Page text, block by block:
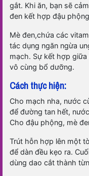
gắt. Khi ăn, bạn sẽ
đen kết hợp đậu
Mè đen,chứa các
tác dụng ngăn ngừa
mạch. Sự kết hợp
vô cùng bổ dưỡng.
Cách thực hiện:
Cho mạch nha, nước
để đường tan hết,
Cho đậu phộng, mè
Trút hỗn hợp lên một
để dàn đều kẹo ra.
dùng dao cắt thành